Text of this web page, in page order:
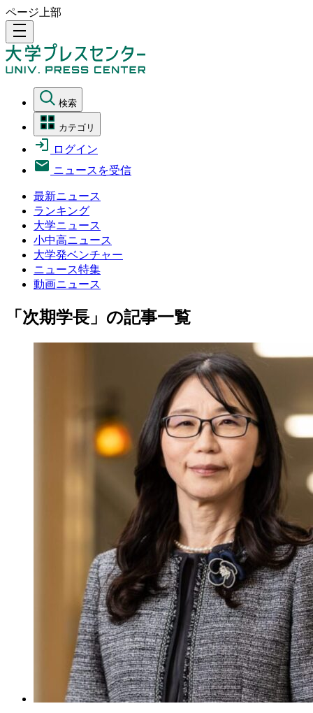
ページ上部
density_medium
検索
カテゴリ
ログイン
ニュースを受信
最新ニュース
ランキング
大学ニュース
小中高ニュース
大学発ベンチャー
ニュース特集
動画ニュース
「次期学長」の記事一覧